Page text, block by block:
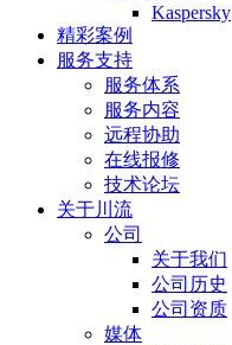
Kaspersky
精彩案例
服务支持
服务体系
服务内容
远程协助
在线报修
技术论坛
关于川流
公司
关于我们
公司历史
公司资质
媒体